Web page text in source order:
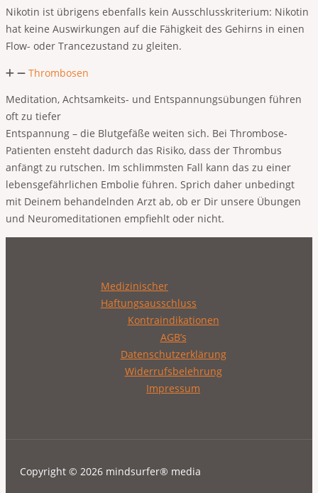
Nikotin ist übrigens ebenfalls kein Ausschlusskriterium: Nikotin
hat keine Auswirkungen auf die Fähigkeit des Gehirns in einen
Flow- oder Trancezustand zu gleiten.
Thrombosen
Meditation, Achtsamkeits- und Entspannungsübungen führen
oft zu tiefer
Entspannung – die Blutgefäße weiten sich. Bei Thrombose-
Patienten ensteht dadurch das Risiko, dass der Thrombus
anfängt zu rutschen. Im schlimmsten Fall kann das zu einer
lebensgefährlichen Embolie führen. Sprich daher unbedingt
mit Deinem behandelnden Arzt ab, ob er Dir unsere Übungen
und Neuromeditationen empfiehlt oder nicht.
Medizinischer
Haftungsausschluss
Kontraindikationen
AGB’s
Datenschutzerklärung
Widerrufsbelehrung
Impressum
Copyright © 2026 mindsurfer® media